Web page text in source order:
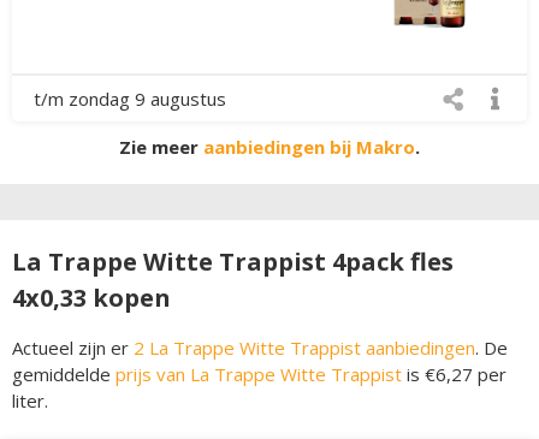
t/m zondag 9 augustus
Zie meer aanbiedingen bij Makro.
La Trappe Witte Trappist 4pack fles
4x0,33 kopen
Actueel zijn er 2 La Trappe Witte Trappist aanbiedingen. De
gemiddelde prijs van La Trappe Witte Trappist is €6,27 per
liter.